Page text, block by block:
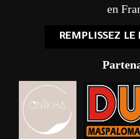
en
REMPLISSEZ